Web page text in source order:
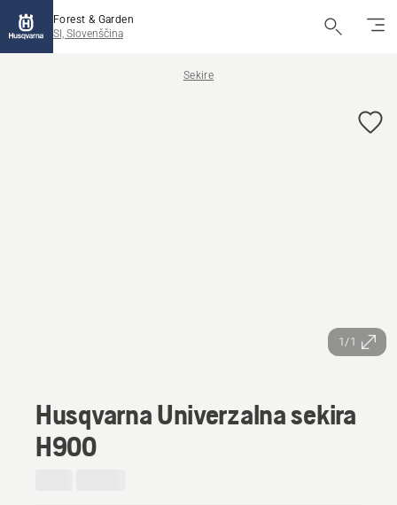
Forest & Garden
SI, Slovenščina
Sekire
1/1
Husqvarna Univerzalna sekira
H900